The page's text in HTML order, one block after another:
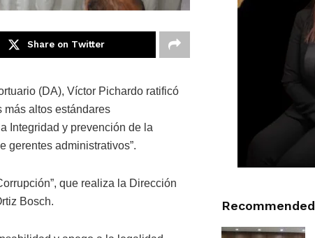
Share on Twitter
(DA), Víctor Pichardo ratificó
más altos estándares
Integridad y prevención de la
gerentes administrativos”.
que realiza la Dirección
Bosch.
Recommended